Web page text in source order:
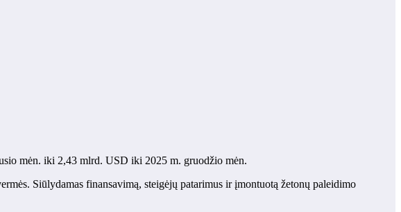
mėn. iki 2,43 mlrd. USD iki 2025 m. gruodžio mėn.
Siūlydamas finansavimą, steigėjų patarimus ir įmontuotą žetonų paleidimo